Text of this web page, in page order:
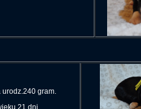
urodz.240 gram.
21 dni